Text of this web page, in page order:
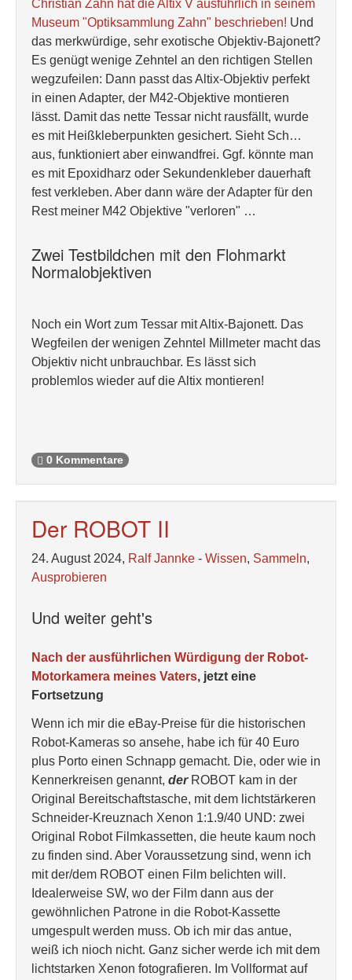
Christian Zahn hat die Altix V ausführlich in seinem
Museum "Optiksammlung Zahn" beschrieben! Und
das merkwürdige, sehr exotische Objektiv-Bajonett?
Es genügt wenige Zehntel an den richtigen Stellen
wegzufeilen: Dann passt das Altix-Objektiv perfekt
in einen Adapter, der M42-Objektive montieren
lässt. Damit das nette Tessar nicht rausfällt, wurde
es mit Heißkleberpunkten gesichert. Sieht Sch…
aus, funktioniert aber einwandfrei. Ggf. könnte man
es mit Epoxidharz oder Sekundenkleber dauerhaft
fest verkleben. Aber dann wäre der Adapter für den
Rest meiner M42 Objektive "verloren" …
Zwei Testbildchen mit den Flohmarkt
Normalobjektiven
Noch ein Wort zum Tessar mit Altix-Bajonett. Das
Wegfeilen der wenigen Zehntel Millmeter macht das
Objektiv nicht unbrauchbar. Es lässt sich
problemlos wieder auf die Altix montieren!
0 Kommentare
Der ROBOT II
24. August 2024, Ralf Jannke - Wissen, Sammeln,
Ausprobieren
Und weiter geht's
Nach der ausführlichen Würdigung der Robot-
Motorkamera meines Vaters, jetzt eine
Fortsetzung
Wenn ich mir die eBay-Preise für die historischen
Robot-Kameras so ansehe, habe ich für 40 Euro
plus Porto einen Schnapp gemacht. Die, oder wie in
Kennerkreisen genannt, derROBOT kam in der
Original Bereitschaftstasche, mit dem lichtstärkeren
Schneider-Kreuznach Xenon 1:1.9/40 UND: zwei
Original Robot Filmkassetten, die heute kaum noch
zu finden sind. Aber Voraussetzung sind, wenn ich
mit der/dem ROBOT einen Film belichten will.
Idealerweise SW, wo der Film dann aus der
gewöhnlichen Patrone in die Robot-Kassette
umgespult werden muss. Ob ich mir das antue,
weiß ich nioch nicht. Ganz sicher werde ich mit dem
lichtstarken Xenon fotografieren. Im Vollformat auf